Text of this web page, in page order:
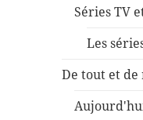
Séries TV
Les
De tout et